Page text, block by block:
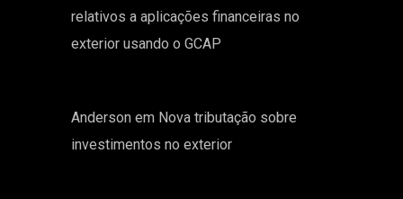
relativos a aplicações financeiras no
exterior usando o GCAP
Anderson em Nova tributação sobre
investimentos no exterior